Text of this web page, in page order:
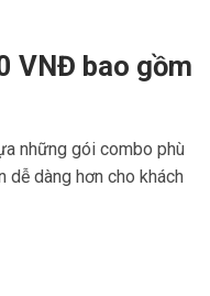
VNĐ bao gồm
những gói combo phù
dàng hơn cho khách